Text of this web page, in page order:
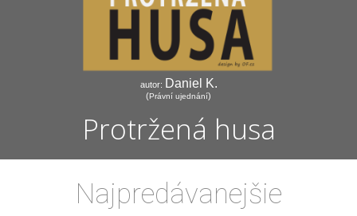
autor: Daniel K.
(Právní ujednání)
Protržená husa
Najpredávanejšie